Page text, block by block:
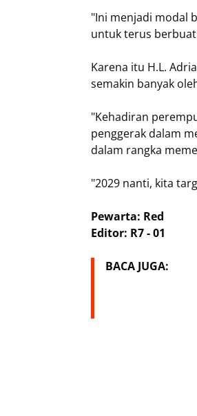
"Ini menjadi modal
untuk terus
Karena itu H.L.
semakin banyak
"Kehadiran
penggerak dalam
dalam rangka
"2029 nanti, kita
Pewarta: Red
Editor: R7 - 01
BACA JUGA: